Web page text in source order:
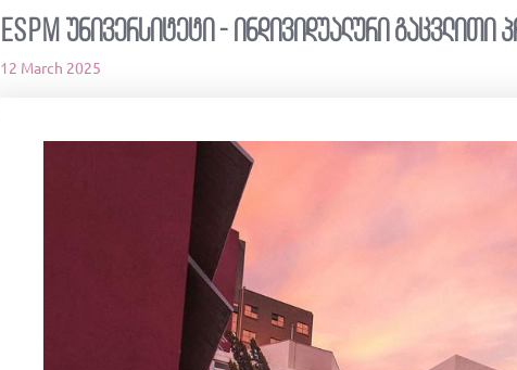
ESPM უნივერსიტეტი - ინდივიდუალური გაცვლითი
12 March 2025